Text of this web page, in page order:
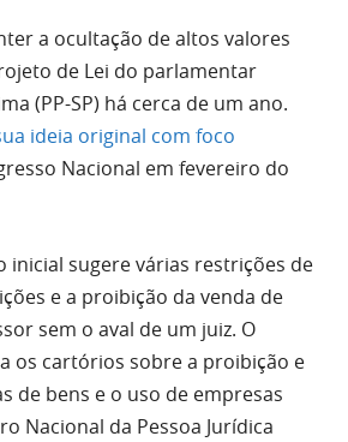
a ocultação de altos valores
de Lei do parlamentar
(PP-SP) há cerca de um ano.
ideia original com foco
Nacional em fevereiro do
inicial sugere várias restrições de
e a proibição da venda de
sem o aval de um juiz. O
os cartórios sobre a proibição e
de bens e o uso de empresas
Nacional da Pessoa Jurídica